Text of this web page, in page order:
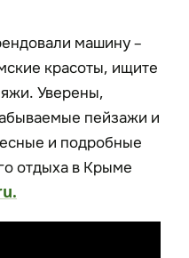
машину –
красоты, ищите
Уверены,
пейзажи и
и подробные
отдыха в Крыме